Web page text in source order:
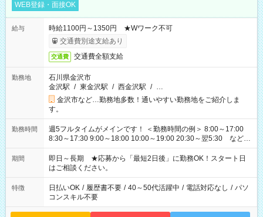
WEB登録・面接OK
給与
時給1100円～1350円 ★Wワーク不可
交通費別途支給あり
交通費 交通費全額支給
勤務地
石川県金沢市
金沢駅 / 東金沢駅 / 西金沢駅 / …
金沢市など…勤務地多数！通いやすい勤務地をご紹介しま
す。
勤務時間
週5フルタイムがメインです！ ＜勤務時間の例＞ 8:00～17:00
8:30～17:30 9:00～18:00 10:00～19:00 20:30～翌5:30 など ★
その他にも勤務時間多数！ 日勤のみ、残業なし、交替制など
ご希望を教えてください！
期間
即日～長期 ★応募から「最短2日後」に勤務OK！スタート日
はご相談ください。
特徴 日払いOK / 履歴書不要 / 40～50代活躍中 / 電話対応なし / パソ
コンスキル不要